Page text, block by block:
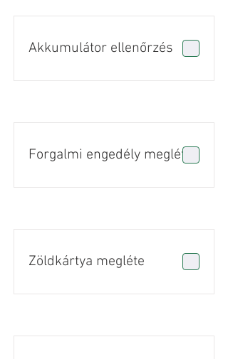
Akkumulátor ellenőrzés
Forgalmi engedély megléte
Zöldkártya megléte